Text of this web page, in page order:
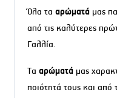
Όλα τα αρώματά μας
από τις καλύτερες
Γαλλία.
Τα αρώματά μας
ποιότητά τους και από